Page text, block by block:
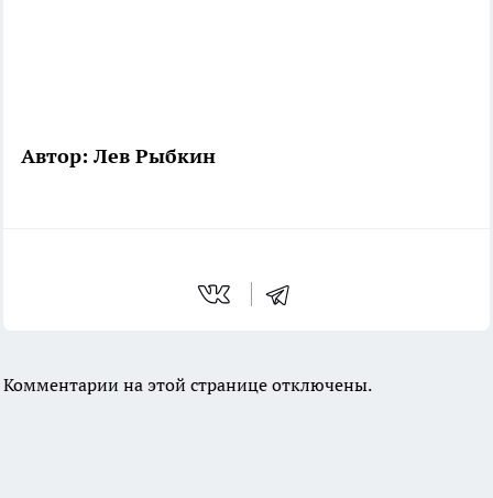
Автор: Лев Рыбкин
Комментарии на этой странице отключены.